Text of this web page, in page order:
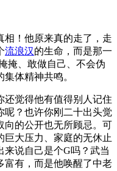
相！他原来真的走了，走
流浪汉的生命，而是那一
掩、敢做自己、不会伪
体精神共鸣。
还觉得他有值得别人记住
呢？也许你刚二十出头觉
向的公开也无所顾忌。可
巨大压力、家庭的无休止
来说自己是个G吗？武当
富有，而是他唤醒了中老